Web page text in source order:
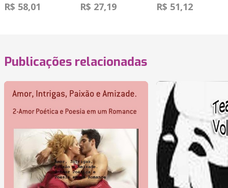
R$ 58,01 R$ 27,19 R$ 51,12
Publicações relacionadas